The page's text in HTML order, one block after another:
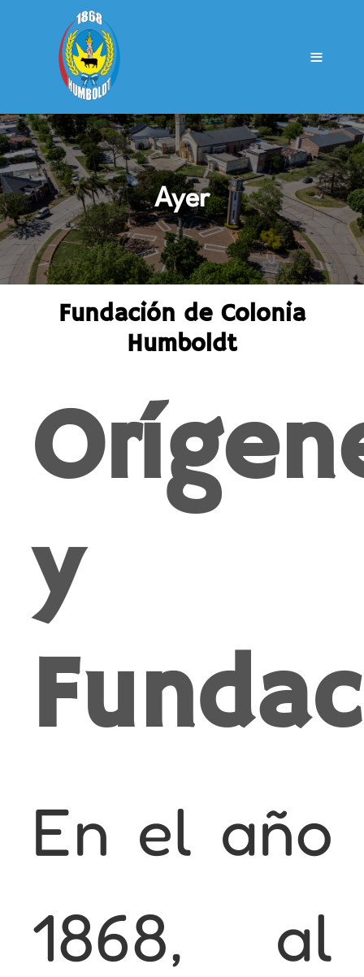
≡
Ayer
Fundación de Colonia
Humboldt
y
En el año
1868, al